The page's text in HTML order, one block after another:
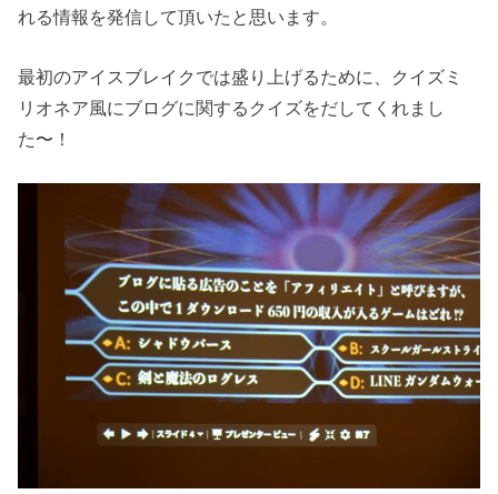
れる情報を発信して頂いたと思います。
最初のアイスブレイクでは盛り上げるために、クイズミ
リオネア風にブログに関するクイズをだしてくれまし
た〜！